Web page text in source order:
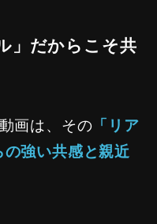
」だからこそ共
画は、その 「リア
強い共感と親近